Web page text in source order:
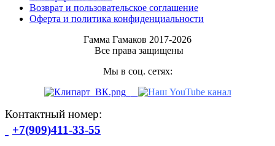
Возврат и пользовательское соглашение
Оферта и политика конфиденциальности
Гамма Гамаков 2017-2026
Все права защищены
Мы в соц. сетях:
Контактный номер:
+7(909)411-33-55